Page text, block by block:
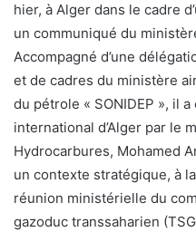
hier, à Alger dans le cadre
un communiqué du
Accompagné d’une
et de cadres du ministère
du pétrole « SONIDEP », il
international d’Alger par le
Hydrocarbures, Mohamed
un contexte stratégique, à
réunion ministérielle du
gazoduc transsaharien